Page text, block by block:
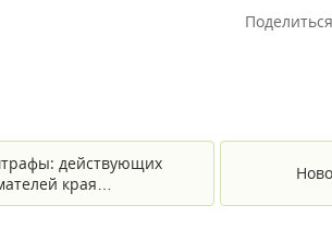
действующих
края…